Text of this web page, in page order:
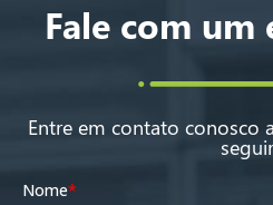
Fale com um
Entre em contato conosco